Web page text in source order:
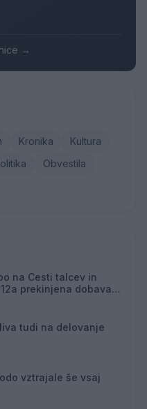
→
Kronika
Kultura
Obvestila
na Cesti talcev in
prekinjena dobava
tudi na delovanje
vztrajale še vsaj